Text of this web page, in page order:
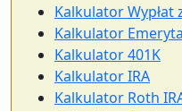
Kalkulator Wypłat
Kalkulator
Kalkulator 401K
Kalkulator IRA
Kalkulator Roth